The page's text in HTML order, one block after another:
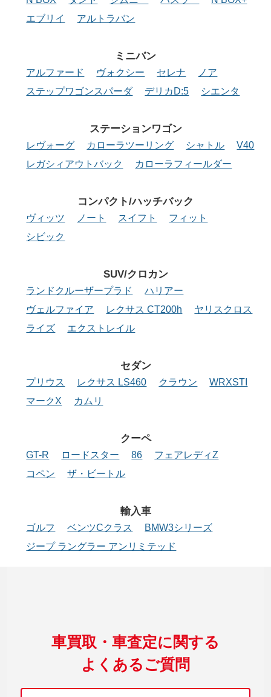
エブリイ
アルトラバン
ミニバン
アルファード ヴォクシー セレナ
ノア
ステップワゴンスパーダ
デリカD:5 シエンタ
ステーションワゴン
レヴォーグ カローラツーリング シャトル
V40
レガシィアウトバック
カローラフィールダー
コンパクト/ハッチバック
ヴィッツ ノート スイフト
フィット
シビック
SUV/クロカン
ランドクルーザープラド
ハリアー
ヴェルファイア
レクサス CT200h
ヤリスクロス
ライズ
エクストレイル
セダン
プリウス レクサス LS460 クラウン
WRXSTI
マークX
カムリ
クーペ
GT-R ロードスター 86
フェアレディZ
コペン
ザ・ビートル
輸入車
ゴルフ ベンツCクラス
BMW3シリーズ
ジープ ラングラー アンリミテッド
車買取・車査定に関する
よくあるご質問